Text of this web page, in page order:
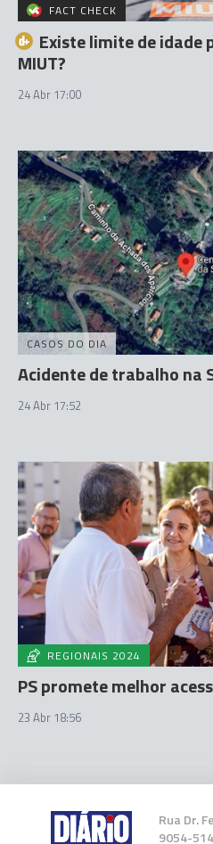
FACT CHECK
Existe limite de
MIUT?
24 Abr 17:00
CASOS DO DIA
Acidente de trabalho na
24 Abr 17:52
REGIONAIS 2024
PS promete melhor
23 Abr 18:56
Rua Dr.
9054-